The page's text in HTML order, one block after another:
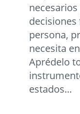
persona,
necesita
Aprédelo
estados...